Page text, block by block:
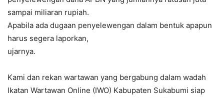
sampai miliaran rupiah.
Apabila ada dugaan penyelewengan dalam bentuk apapun
harus segera laporkan,
ujarnya.
Kami dan rekan wartawan yang bergabung dalam wadah
Ikatan Wartawan Online (IWO) Kabupaten Sukabumi siap